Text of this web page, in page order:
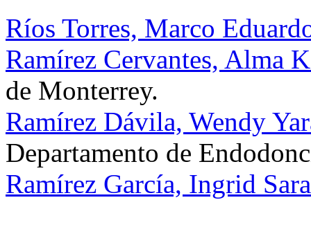
Ríos Torres, Marco
Ramírez Cervantes, Alma
de Monterrey.
Ramírez Dávila, Wendy
Departamento de
Ramírez García, Ingrid